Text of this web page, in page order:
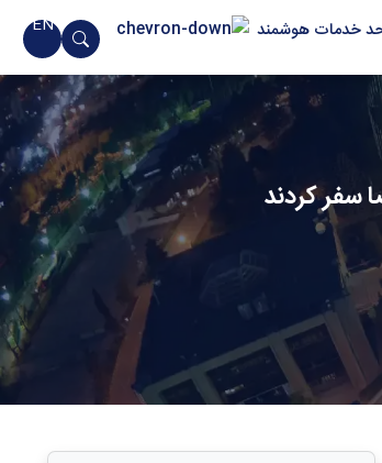
خدمات هوشمند
EN
سفر کردند